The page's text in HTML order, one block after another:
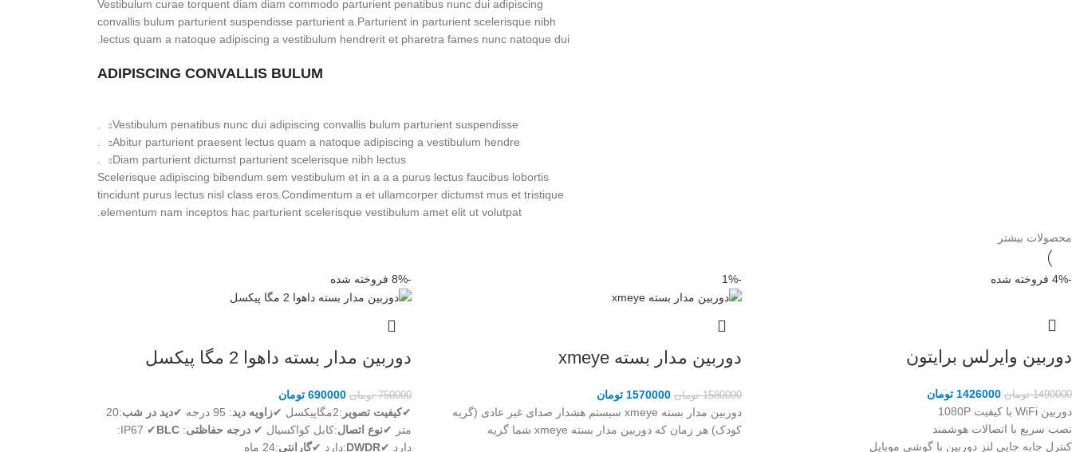
Vestibulum curae torquent diam diam commodo parturient penatibus nunc dui adipiscing
convallis bulum parturient suspendisse parturient a.Parturient in parturient scelerisque nibh
lectus quam a natoque adipiscing a vestibulum hendrerit et pharetra fames nunc natoque dui.
ADIPISCING CONVALLIS BULUM
Vestibulum penatibus nunc dui adipiscing convallis bulum parturient suspendisse.
Abitur parturient praesent lectus quam a natoque adipiscing a vestibulum hendre.
Diam parturient dictumst parturient scelerisque nibh lectus.
Scelerisque adipiscing bibendum sem vestibulum et in a a a purus lectus faucibus lobortis
tincidunt purus lectus nisl class eros.Condimentum a et ullamcorper dictumst mus et tristique
elementum nam inceptos hac parturient scelerisque vestibulum amet elit ut volutpat.
محصولات بیشتر
-4% فروخته شده
دوربین وایرلس برایتون
1490000 تومان 1426000 تومان
دوربین WiFi با کیفیت 1080P
نصب سریع با اتصالات هوشمند
کنترل جابه جایی لنز دوربین با گوشی موبایل
-1%
دوربین مدار بسته xmeye
1580000 تومان 1570000 تومان
دوربین مدار بسته xmeye سیستم هشدار صدای غیر عادی (گریه
کودک) هر زمان که دوربین مدار بسته xmeye شما گریه
-8% فروخته شده
دوربین مدار بسته داهوا 2 مگا پیکسل
750000 تومان 690000 تومان
✔کیفیت تصویر :2مگاپیکسل ✔ زاویه دید: 95 درجه ✔ دید در شب :20
متر ✔نوع اتصال:کابل کواکسیال ✔ درجه حفاظتی: IP67 ✔
BLC
:
دارد ✔DWDR:دارد ✔گارانتی:24 ماه